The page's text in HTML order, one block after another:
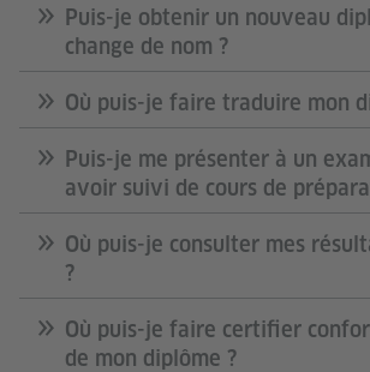
Puis-je obtenir un nouveau
change de nom ?
Où puis-je faire traduire mon
Puis-je me présenter à un
avoir suivi de cours de
Où puis-je consulter mes
?
Où puis-je faire certifier
de mon diplôme ?